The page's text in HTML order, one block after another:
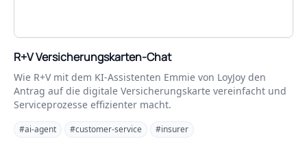
R+V Versicherungskarten-Chat
Wie R+V mit dem KI-Assistenten Emmie von LoyJoy den
Antrag auf die digitale Versicherungskarte vereinfacht und
Serviceprozesse effizienter macht.
#ai-agent #customer-service #insurer